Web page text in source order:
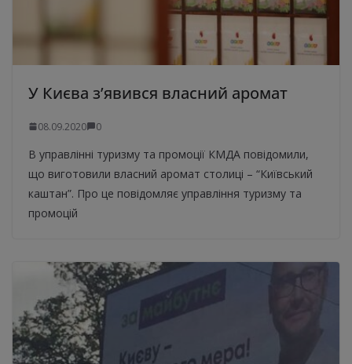
У Києва з’явився власний аромат
08.09.2020 0
В управлінні туризму та промоції КМДА повідомили,
що виготовили власний аромат столиці – “Київський
каштан”. Про це повідомляє управління туризму та
промоцій